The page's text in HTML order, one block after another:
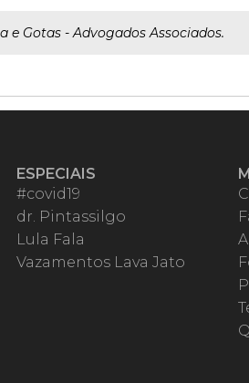
e Gotas - Advogados Associados.
ESPECIAIS
#covid19
dr. Pintassilgo
Lula Fala
Vazamentos Lava Jato